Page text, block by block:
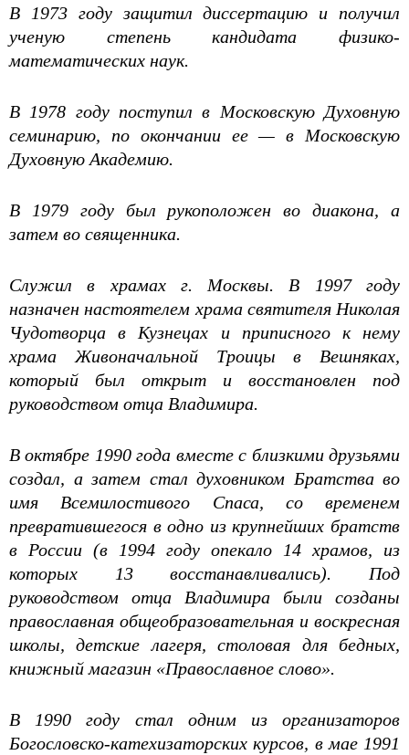
В 1973 году защитил диссертацию и получил
ученую степень кандидата физико-
математических наук.
В 1978 году поступил в Московскую Духовную
семинарию, по окончании ее — в Московскую
Духовную Академию.
В 1979 году был рукоположен во диакона, а
затем во священника.
Служил в храмах г. Москвы. В 1997 году
назначен настоятелем храма святителя Николая
Чудотворца в Кузнецах и приписного к нему
храма Живоначальной Троицы в Вешняках,
который был открыт и восстановлен под
руководством отца Владимира.
В октябре 1990 года вместе с близкими друзьями
создал, а затем стал духовником Братства во
имя Всемилостивого Спаса, со временем
превратившегося в одно из крупнейших братств
в России (в 1994 году опекало 14 храмов, из
которых 13 восстанавливались). Под
руководством отца Владимира были созданы
православная общеобразовательная и воскресная
школы, детские лагеря, столовая для бедных,
книжный магазин «Православное слово».
В 1990 году стал одним из организаторов
Богословско-катехизаторских курсов, в мае 1991